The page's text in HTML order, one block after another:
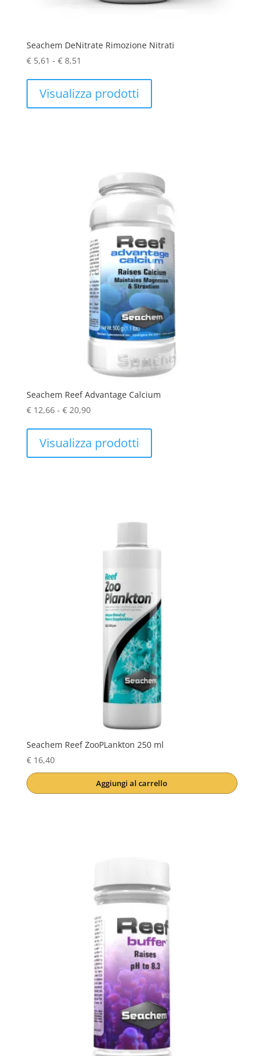
Seachem DeNitrate Rimozione Nitrati
€5,61 - €8,51
da
Visualizza prodotti
Seachem Reef Advantage Calcium
€12,66 - €20,90Fascia
da
Visualizza prodotti
Seachem Reef ZooPLankton 250 ml
€16,40
Aggiungi al carrello